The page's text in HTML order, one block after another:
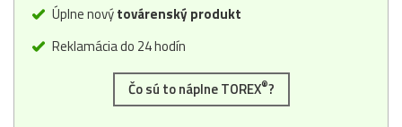
Úplne novýtovárenský produkt
Reklamácia do 24 hodín
Čo sú to náplne TOREX®?